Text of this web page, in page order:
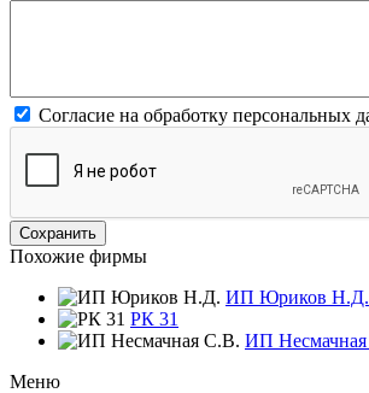
Согласие на обработку персональных
Похожие фирмы
ИП Юриков Н.Д.
РК 31
ИП
Меню